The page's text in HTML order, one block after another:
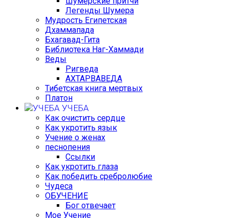
Легенды Шумера
Мудрость Египетская
Дхаммапада
Бхагавад-Гита
Библиотека Наг-Хаммади
Веды
Ригведа
АХТАРВАВЕДА
Тибетская книга мертвых
Платон
УЧЕБА
Как очистить сердце
Как укротить язык
Учение о женах
песнопения
Ссылки
Как укротить глаза
Как победить сребролюбие
Чудеса
ОБУЧЕНИЕ
Бог отвечает
Мое Учение